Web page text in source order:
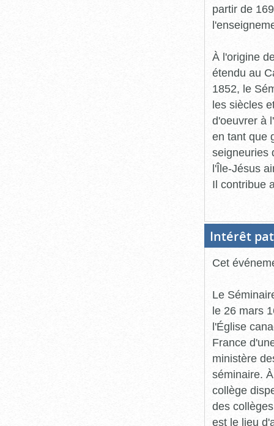
partir de
À l'origine
étendu au
1852, le
les siècles
d'oeuvrer à
en tant que
seigneuries
l'Île-Jésus
Il contribue
Intérêt
Cet
Le
le 26 mars
l'Église
France
ministère
séminaire.
collège
des
est le lieu